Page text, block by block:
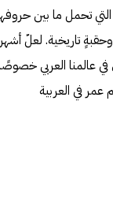
تحمل ما بين
تاريخية. لعلّ أشهر
في عالمنا العربي
في العربية